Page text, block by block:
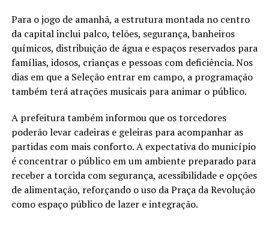
Para o jogo de amanhã, a estrutura montada no centro
da capital inclui palco, telões, segurança, banheiros
químicos, distribuição de água e espaços reservados para
famílias, idosos, crianças e pessoas com deficiência. Nos
dias em que a Seleção entrar em campo, a programação
também terá atrações musicais para animar o público.
A prefeitura também informou que os torcedores
poderão levar cadeiras e geleiras para acompanhar as
partidas com mais conforto. A expectativa do município
é concentrar o público em um ambiente preparado para
receber a torcida com segurança, acessibilidade e opções
de alimentação, reforçando o uso da Praça da Revolução
como espaço público de lazer e integração.